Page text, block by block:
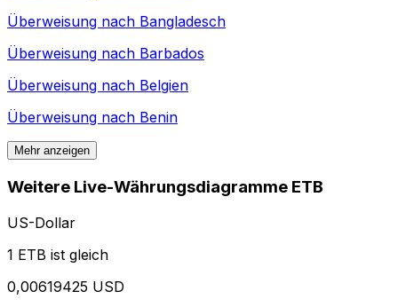
Überweisung nach Bangladesch
Überweisung nach Barbados
Überweisung nach Belgien
Überweisung nach Benin
Mehr anzeigen
Weitere Live-Währungsdiagramme ETB
US-Dollar
1 ETB ist gleich
0,00619425 USD